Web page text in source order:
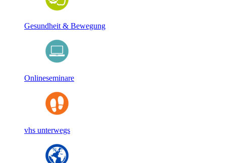
Gesundheit & Bewegung
Onlineseminare
vhs unterwegs